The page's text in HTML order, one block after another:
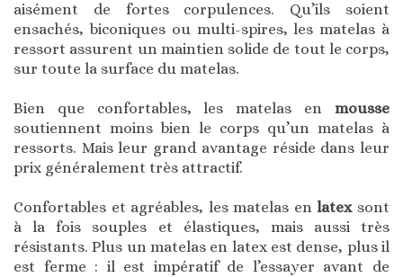
aisément de fortes corpulences. Qu’ils soient
ensachés, biconiques ou multi-spires, les matelas à
ressort assurent un maintien solide de tout le corps,
sur toute la surface du matelas.
Bien que confortables, les matelas en mousse
soutiennent moins bien le corps qu’un matelas à
ressorts. Mais leur grand avantage réside dans leur
prix généralement très attractif.
Confortables et agréables, les matelas enlatexsont
à la fois souples et élastiques, mais aussi très
résistants. Plus un matelas en latex est dense, plus il
est ferme : il est impératif de l’essayer avant de